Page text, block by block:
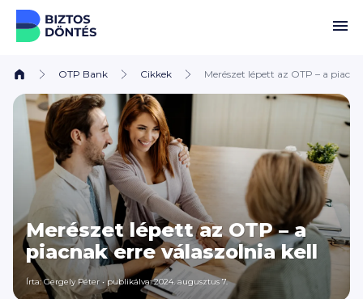
Ugrás a tartalomhoz
OTP Bank Cikkek Merészet lépett az OTP – a
Merészet lépett az OTP – a
piacnak erre válaszolnia kell
Írta:Gergely Péter•publikálva: 2024. augusztus 7.